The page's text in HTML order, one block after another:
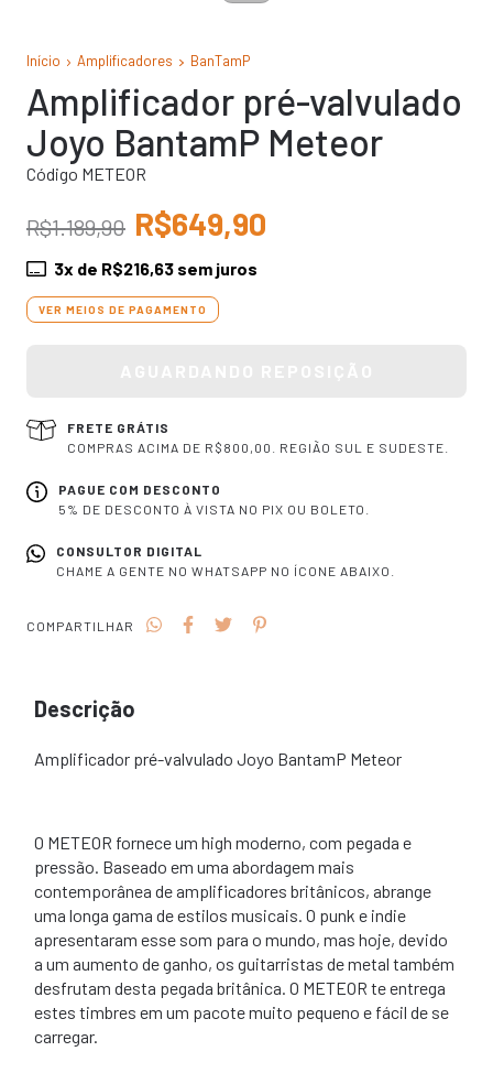
Início Amplificadores BanTamP
Amplificador pré-valvulado
Joyo BantamP Meteor
Código METEOR
R$1.189,90 R$649,90
3x de R$216,63 sem juros
VER MEIOS DE PAGAMENTO
FRETE GRÁTIS
COMPRAS ACIMA DE R$800,00. REGIÃO SUL E SUDESTE.
PAGUE COM DESCONTO
5% DE DESCONTO À VISTA NO PIX OU BOLETO.
CONSULTOR DIGITAL
CHAME A GENTE NO WHATSAPP NO ÍCONE ABAIXO.
COMPARTILHAR
Descrição
Amplificador pré-valvulado Joyo BantamP Meteor
O METEOR fornece um high moderno, com pegada e
pressão. Baseado em uma abordagem mais
contemporânea de amplificadores britânicos, abrange
uma longa gama de estilos musicais. O punk e indie
apresentaram esse som para o mundo, mas hoje, devido
a um aumento de ganho, os guitarristas de metal também
desfrutam desta pegada britânica. O METEOR te entrega
estes timbres em um pacote muito pequeno e fácil de se
carregar.